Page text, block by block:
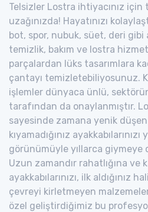
Telsizler Lostra ihtiyacınız için
uzağınızda! Hayatınızı
bot, spor, nubuk, süet, deri gibi
temizlik, bakım ve lostra
parçalardan lüks tasarımlara
çantayı temizletebiliyosunuz.
işlemler dünyaca ünlü,
tarafından da onaylanmıştır.
sayesinde zamana yenik
kıyamadığınız ayakkabılarınızı
görünümüyle yıllarca giymeye
Uzun zamandır rahatlığına ve
ayakkabılarınızı, ilk aldığınız
çevreyi kirletmeyen
özel geliştirdiğimiz bu